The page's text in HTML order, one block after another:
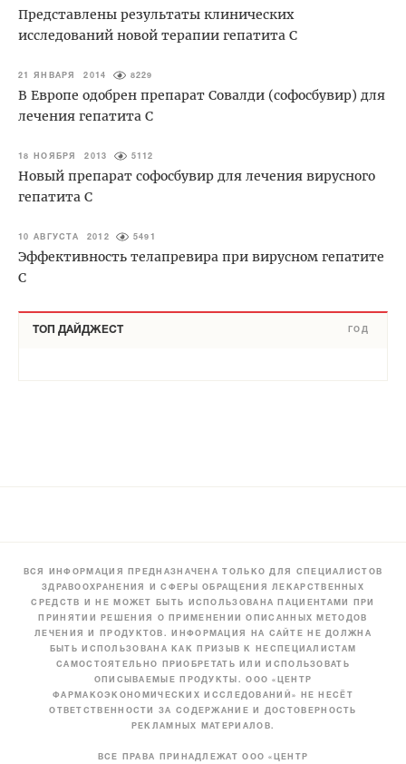
Представлены результаты клинических
исследований новой терапии гепатита С
21 ЯНВАРЯ 2014 8229
В Европе одобрен препарат Совалди (софосбувир) для
лечения гепатита С
18 НОЯБРЯ 2013 5112
Новый препарат софосбувир для лечения вирусного
гепатита С
10 АВГУСТА 2012 5491
Эффективность телапревира при вирусном гепатите
С
ТОП ДАЙДЖЕСТ ГОД
ВСЯ ИНФОРМАЦИЯ ПРЕДНАЗНАЧЕНА ТОЛЬКО ДЛЯ СПЕЦИАЛИСТОВ
ЗДРАВООХРАНЕНИЯ И СФЕРЫ ОБРАЩЕНИЯ ЛЕКАРСТВЕННЫХ
СРЕДСТВ И НЕ МОЖЕТ БЫТЬ ИСПОЛЬЗОВАНА ПАЦИЕНТАМИ ПРИ
ПРИНЯТИИ РЕШЕНИЯ О ПРИМЕНЕНИИ ОПИСАННЫХ МЕТОДОВ
ЛЕЧЕНИЯ И ПРОДУКТОВ. ИНФОРМАЦИЯ НА САЙТЕ НЕ ДОЛЖНА
БЫТЬ ИСПОЛЬЗОВАНА КАК ПРИЗЫВ К НЕСПЕЦИАЛИСТАМ
САМОСТОЯТЕЛЬНО ПРИОБРЕТАТЬ ИЛИ ИСПОЛЬЗОВАТЬ
ОПИСЫВАЕМЫЕ ПРОДУКТЫ. ООО «ЦЕНТР
ФАРМАКОЭКОНОМИЧЕСКИХ ИССЛЕДОВАНИЙ» НЕ НЕСЁТ
ОТВЕТСТВЕННОСТИ ЗА СОДЕРЖАНИЕ И ДОСТОВЕРНОСТЬ
РЕКЛАМНЫХ МАТЕРИАЛОВ.
ВСЕ ПРАВА ПРИНАДЛЕЖАТ ООО «ЦЕНТР